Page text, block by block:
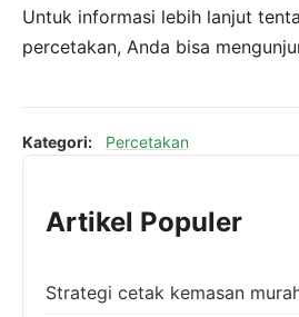
Untuk informasi lebih lanjut
percetakan, Anda bisa
Kategori: Percetakan
Artikel Populer
Strategi cetak kemasan